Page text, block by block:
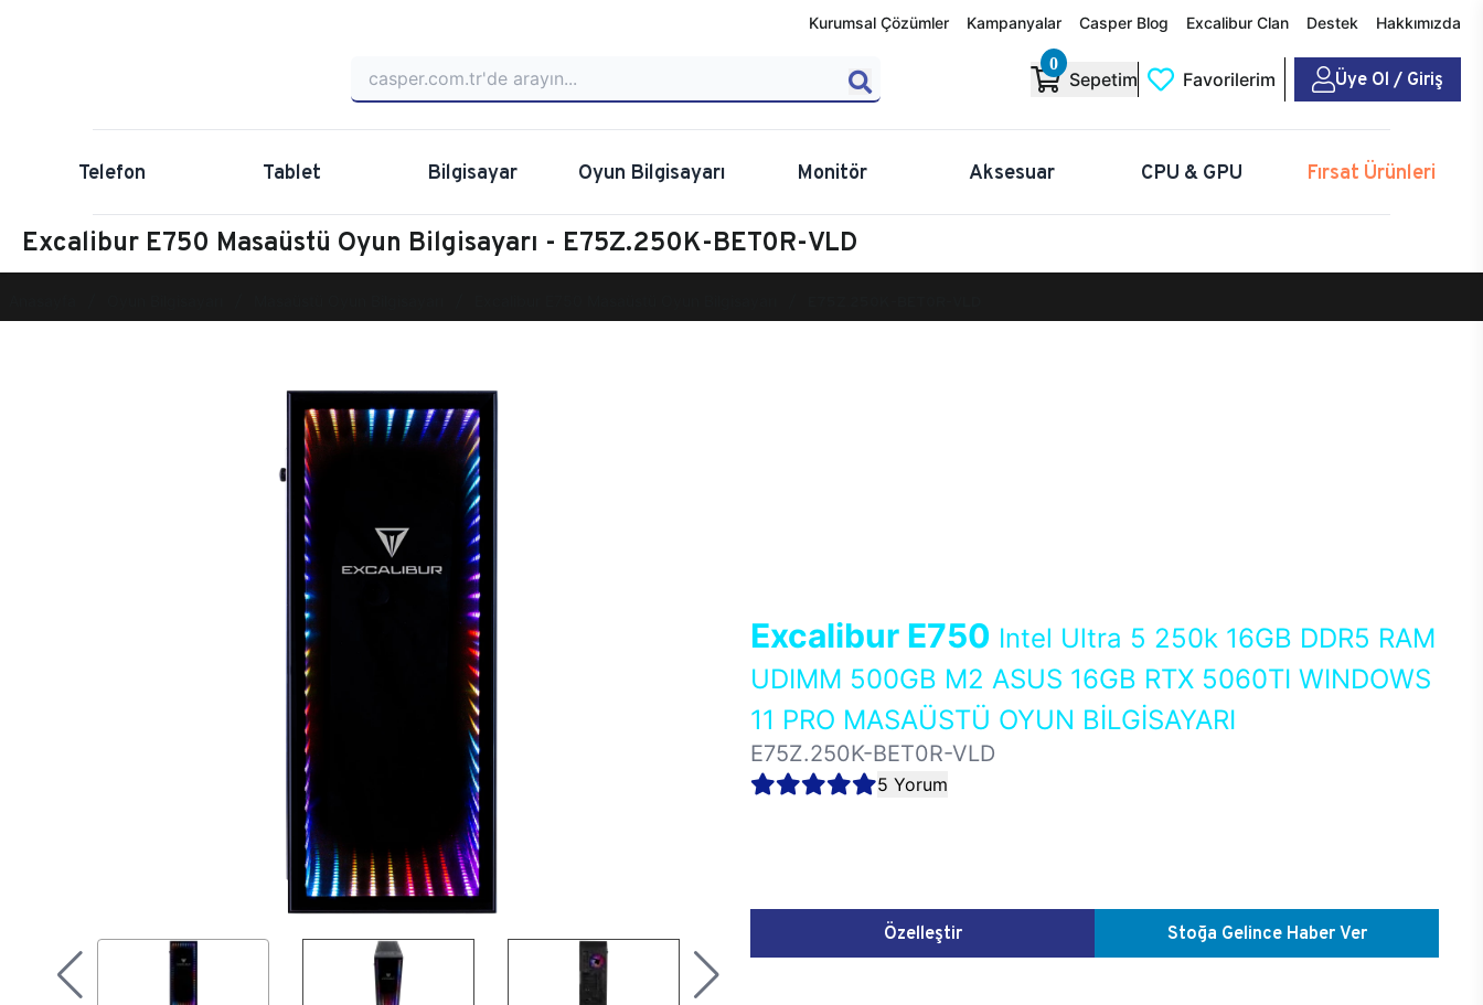
Kurumsal Çözümler Kampanyalar Casper Blog Excalibur Clan Destek Hakkımızda
0
Sepetim Favorilerim Üye Ol / Giriş
Telefon Tablet Bilgisayar Oyun Bilgisayarı Monitör Aksesuar CPU & GPU Fırsat Ürünleri
Excalibur E750 Masaüstü Oyun Bilgisayarı - E75Z.250K-BET0R-VLD
Excalibur E750 Intel Ultra 5 250k 16GB DDR5 RAM
UDIMM 500GB M2 ASUS 16GB RTX 5060TI WINDOWS
11 PRO MASAÜSTÜ OYUN BİLGİSAYARI
E75Z.250K-BET0R-VLD
5 Yorum
Özelleştir Stoğa Gelince Haber Ver